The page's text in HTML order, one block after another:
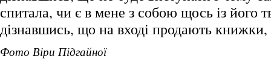
спитала, чи є в мене з собою щось із його
дізнавшись, що на вході продають
Фото Віри Підгайної